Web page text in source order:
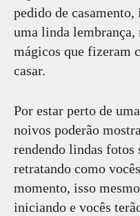
pedido de
uma linda lembrança,
mágicos que fizeram
casar.
Por estar perto de
noivos poderão
rendendo lindas fotos
retratando como
momento, isso
iniciando e vocês